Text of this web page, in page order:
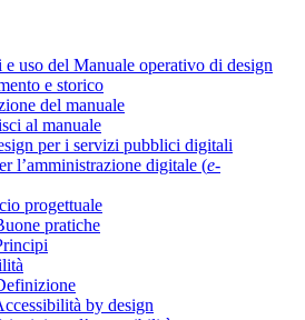
e uso del Manuale operativo di design
e storico
del manuale
al manuale
per i servizi pubblici digitali
l’amministrazione digitale (e-
progettuale
pratiche
by design